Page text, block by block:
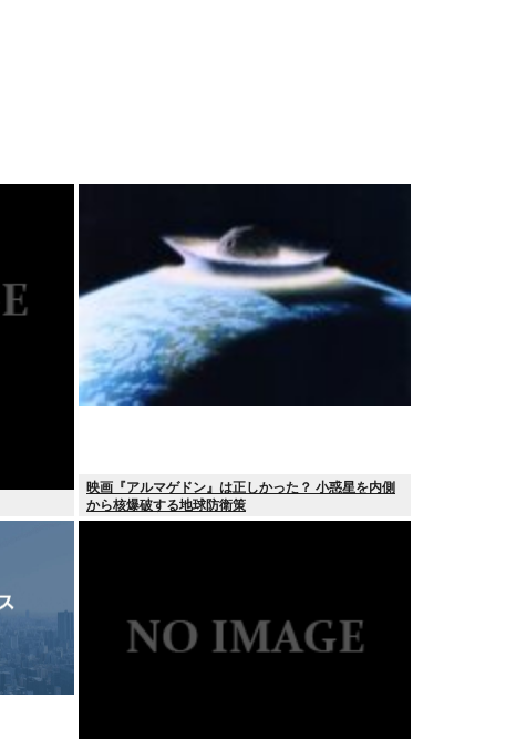
映画『アルマゲドン』は正しかった？ 小惑星を内側
から核爆破する地球防衛策